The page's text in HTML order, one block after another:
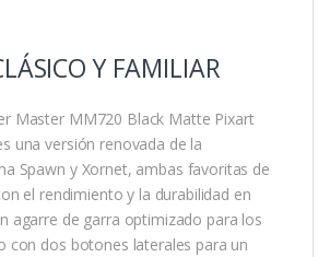
Y FAMILIAR
Master MM720 Black Matte Pixart
una versión renovada de la
Spawn y Xornet, ambas favoritas de
el rendimiento y la durabilidad en
agarre de garra optimizado para los
con dos botones laterales para un